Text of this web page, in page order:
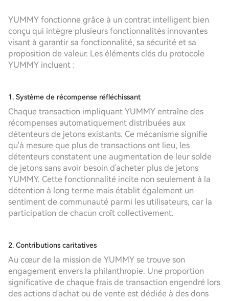
YUMMY fonctionne grâce à un contrat intelligent bien
conçu qui intègre plusieurs fonctionnalités innovantes
visant à garantir sa fonctionnalité, sa sécurité et sa
proposition de valeur. Les éléments clés du protocole
YUMMY incluent :
1. Système de récompense réfléchissant
Chaque transaction impliquant YUMMY entraîne des
récompenses automatiquement distribuées aux
détenteurs de jetons existants. Ce mécanisme signifie
qu'à mesure que plus de transactions ont lieu, les
détenteurs constatent une augmentation de leur solde
de jetons sans avoir besoin d'acheter plus de jetons
YUMMY. Cette fonctionnalité incite non seulement à la
détention à long terme mais établit également un
sentiment de communauté parmi les utilisateurs, car la
participation de chacun croît collectivement.
2. Contributions caritatives
Au cœur de la mission de YUMMY se trouve son
engagement envers la philanthropie. Une proportion
significative de chaque frais de transaction engendré lors
des actions d'achat ou de vente est dédiée à des dons